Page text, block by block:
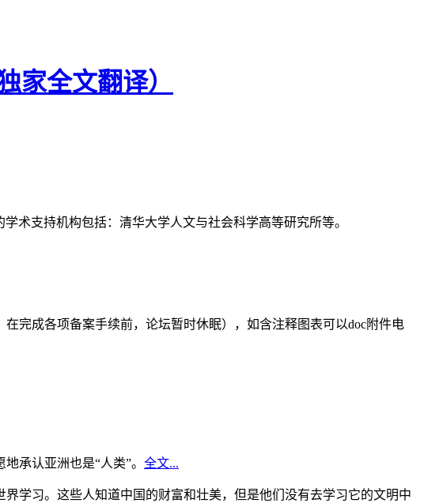
家全文翻译）
术支持机构包括：清华大学人文与社会科学高等研究所等。
完成各项备案手续前，论坛暂时休眠），如含注释图表可以doc附件电
承认亚洲也是“人类”。 全文...
学习。这些人知道中国的财富和壮美，但是他们没有去学习它的文明中